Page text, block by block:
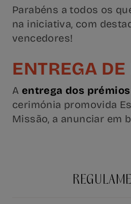
Parabéns a todos os
na iniciativa, com
vencedores!
ENTREGA
A entrega dos prémios
cerimónia promovida
Missão, a anunciar em